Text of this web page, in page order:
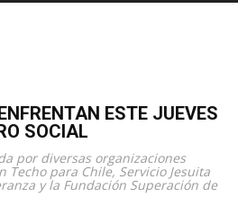
ESTE JUEVES
SOCIAL
por diversas organizaciones
Techo para Chile, Servicio Jesuita
y la Fundación Superación de